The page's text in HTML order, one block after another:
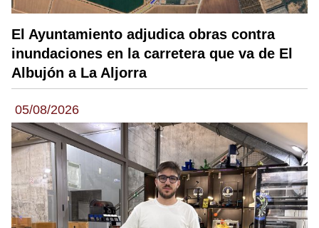
El Ayuntamiento adjudica obras contra
inundaciones en la carretera que va de El
Albujón a La Aljorra
05/08/2026